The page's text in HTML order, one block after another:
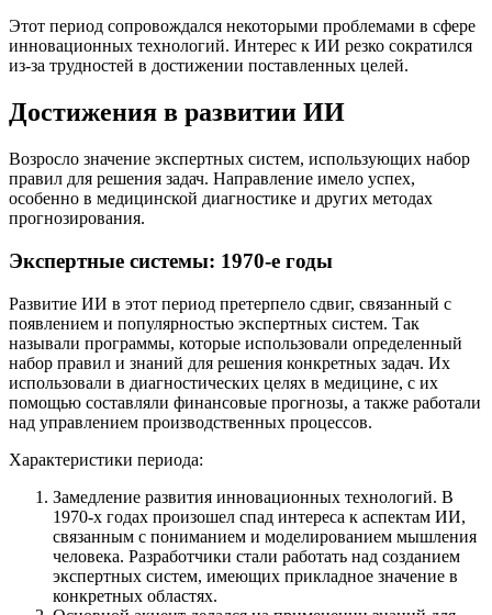
Этот период сопровождался некоторыми проблемами в сфере
инновационных технологий. Интерес к ИИ резко сократился
из-за трудностей в достижении поставленных целей.
Достижения в развитии ИИ
Возросло значение экспертных систем, использующих набор
правил для решения задач. Направление имело успех,
особенно в медицинской диагностике и других методах
прогнозирования.
Экспертные системы: 1970-е годы
Развитие ИИ в этот период претерпело сдвиг, связанный с
появлением и популярностью экспертных систем. Так
называли программы, которые использовали определенный
набор правил и знаний для решения конкретных задач. Их
использовали в диагностических целях в медицине, с их
помощью составляли финансовые прогнозы, а также работали
над управлением производственных процессов.
Характеристики периода:
Замедление развития инновационных технологий. В
1970-х годах произошел спад интереса к аспектам ИИ,
связанным с пониманием и моделированием мышления
человека. Разработчики стали работать над созданием
экспертных систем, имеющих прикладное значение в
конкретных областях.